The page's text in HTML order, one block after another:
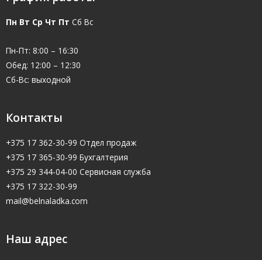
Пн Вт Ср Чт Пт Сб Вс
Пн-Пт: 8:00 – 16:30
Обед: 12:00 – 12:30
Сб-Вс: выходной
Контакты
+375 17 362-30-99 Отдел продаж
+375 17 365-30-99 Бухгалтерия
+375 29 344-04-00 Сервисная служба
+375 17 322-30-99
mail@belnaladka.com
Наш адрес